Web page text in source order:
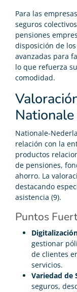
Para las
seguros
pensiones
disposición de
avanzadas para
lo que refuerza
comodidad.
Nationale-
relación con la
productos
de pensiones,
ahorro. La
destacando
asistencia (9).
Puntos
gestionar
de clientes
servicios.
Variedad de
seguros,